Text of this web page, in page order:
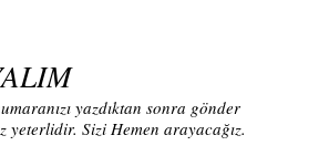
yazdıktan sonra gönder
yeterlidir. Sizi Hemen arayacağız.